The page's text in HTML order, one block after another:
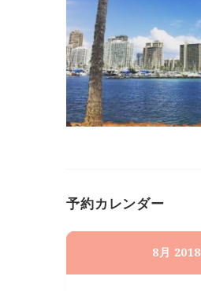
予約カレンダー
8月 2018